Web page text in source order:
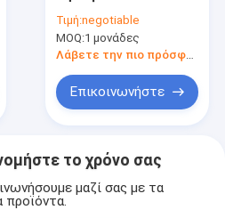
SIM ραδιο MP3
Τιμή:negotiable
MOQ:1 μονάδες
Λάβετε την πιο πρόσφατη τιμή
Επικοινωνήστε
το χρόνο σας
μαζί σας με τα
προϊόντα.